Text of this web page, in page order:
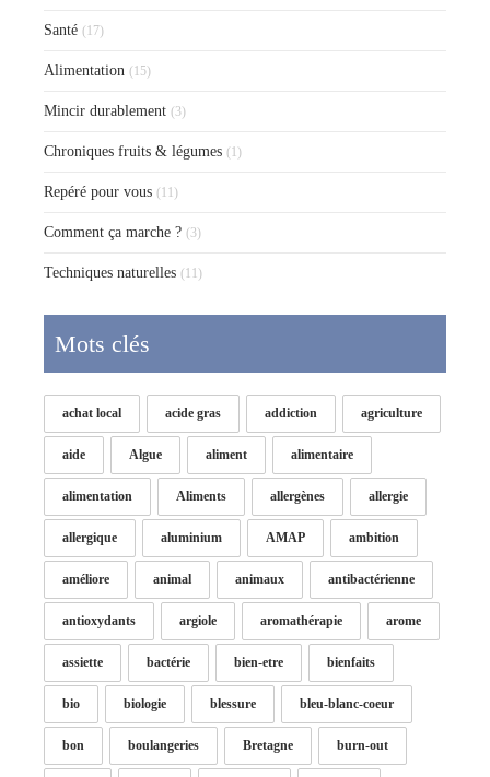
Santé (17)
Alimentation (15)
Mincir durablement (3)
Chroniques fruits & légumes (1)
Repéré pour vous (11)
Comment ça marche ? (3)
Techniques naturelles (11)
Mots clés
achat local acide gras addiction agriculture
aide Algue aliment alimentaire
alimentation Aliments allergènes allergie
allergique aluminium AMAP ambition
améliore animal animaux antibactérienne
antioxydants argiole aromathérapie arome
assiette bactérie bien-etre bienfaits
bio biologie blessure bleu-blanc-coeur
bon boulangeries Bretagne burn-out